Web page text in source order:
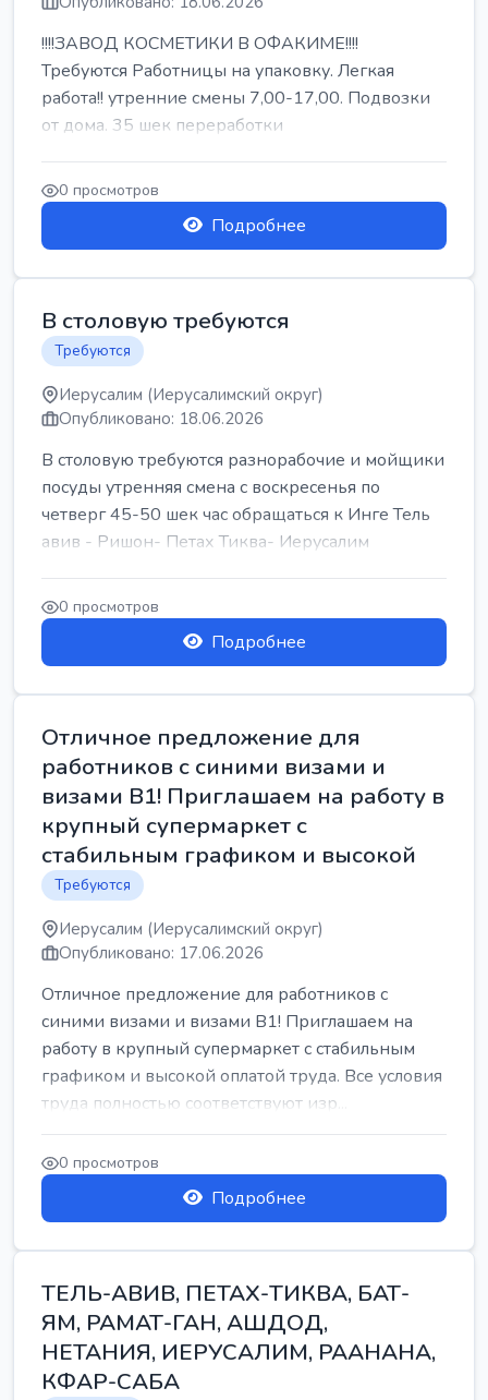
!!!!ЗАВОД КОСМЕТИКИ В ОФАКИМЕ!!!!
Требуются Работницы на упаковку. Легкая
работа!! утренние смены 7,00-17,00. Подвозки
от дома. 35 шек переработки
0 просмотров
Подробнее
В столовую требуются
Требуются
Иерусалим (Иерусалимский округ)
Опубликовано: 18.06.2026
В столовую требуются разнорабочие и мойщики
посуды утренняя смена с воскресенья по
четверг 45-50 шек час обращаться к Инге Тель
авив - Ришон- Петах Тиква- Иерусалим
0 просмотров
Подробнее
Отличное предложение для
работников с синими визами и
визами B1! Приглашаем на работу в
крупный супермаркет с
стабильным графиком и высокой
Требуются
Иерусалим (Иерусалимский округ)
Опубликовано: 17.06.2026
Отличное предложение для работников с
синими визами и визами B1! Приглашаем на
работу в крупный супермаркет с стабильным
графиком и высокой оплатой труда. Все условия
труда полностью соответствуют изр...
0 просмотров
Подробнее
ТЕЛЬ-АВИВ, ПЕТАХ-ТИКВА, БАТ-
ЯМ, РАМАТ-ГАН, АШДОД,
НЕТАНИЯ, ИЕРУСАЛИМ, РААНАНА,
КФАР-САБА